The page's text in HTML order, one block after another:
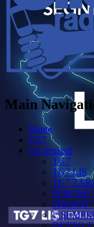
Main
Home
TG7
On demand
TG7
TG7 LIS
TG7
PERCHÉ
PREMIO
È